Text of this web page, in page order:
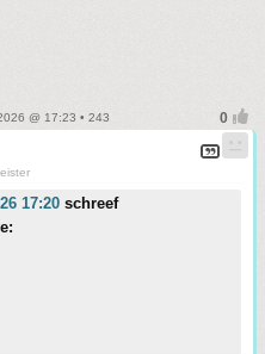
@ 17:23 • 243
17:20 schreef